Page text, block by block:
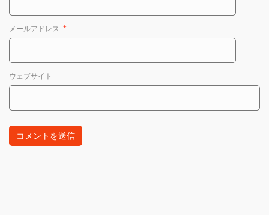
メールアドレス *
ウェブサイト